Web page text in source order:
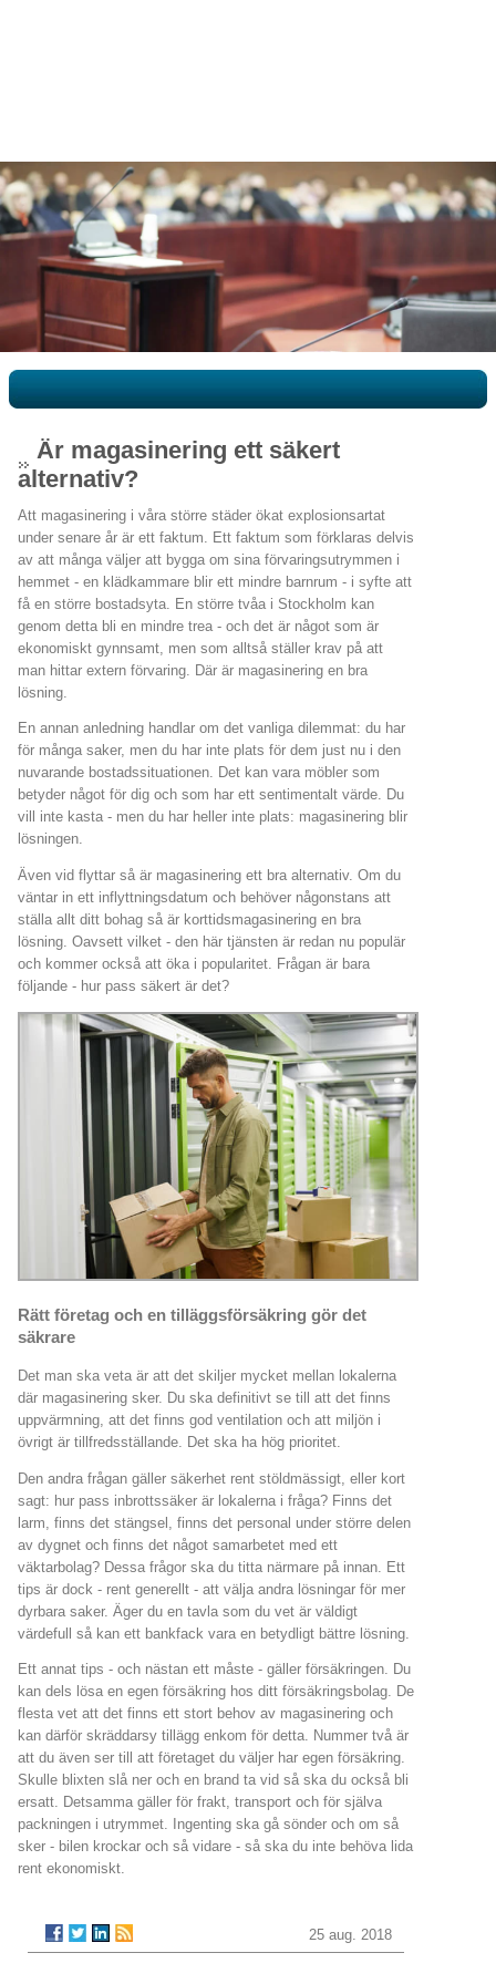
Är magasinering ett säkert
alternativ?
Att magasinering i våra större städer ökat explosionsartat
under senare år är ett faktum. Ett faktum som förklaras delvis
av att många väljer att bygga om sina förvaringsutrymmen i
hemmet - en klädkammare blir ett mindre barnrum - i syfte att
få en större bostadsyta. En större tvåa i Stockholm kan
genom detta bli en mindre trea - och det är något som är
ekonomiskt gynnsamt, men som alltså ställer krav på att
man hittar extern förvaring. Där är magasinering en bra
lösning.
En annan anledning handlar om det vanliga dilemmat: du har
för många saker, men du har inte plats för dem just nu i den
nuvarande bostadssituationen. Det kan vara möbler som
betyder något för dig och som har ett sentimentalt värde. Du
vill inte kasta - men du har heller inte plats: magasinering blir
lösningen.
Även vid flyttar så är magasinering ett bra alternativ. Om du
väntar in ett inflyttningsdatum och behöver någonstans att
ställa allt ditt bohag så är korttidsmagasinering en bra
lösning. Oavsett vilket - den här tjänsten är redan nu populär
och kommer också att öka i popularitet. Frågan är bara
följande - hur pass säkert är det?
Rätt företag och en tilläggsförsäkring gör det
säkrare
Det man ska veta är att det skiljer mycket mellan lokalerna
där magasinering sker. Du ska definitivt se till att det finns
uppvärmning, att det finns god ventilation och att miljön i
övrigt är tillfredsställande. Det ska ha hög prioritet.
Den andra frågan gäller säkerhet rent stöldmässigt, eller kort
sagt: hur pass inbrottssäker är lokalerna i fråga? Finns det
larm, finns det stängsel, finns det personal under större delen
av dygnet och finns det något samarbetet med ett
väktarbolag? Dessa frågor ska du titta närmare på innan. Ett
tips är dock - rent generellt - att välja andra lösningar för mer
dyrbara saker. Äger du en tavla som du vet är väldigt
värdefull så kan ett bankfack vara en betydligt bättre lösning.
Ett annat tips - och nästan ett måste - gäller försäkringen. Du
kan dels lösa en egen försäkring hos ditt försäkringsbolag. De
flesta vet att det finns ett stort behov av magasinering och
kan därför skräddarsy tillägg enkom för detta. Nummer två är
att du även ser till att företaget du väljer har egen försäkring.
Skulle blixten slå ner och en brand ta vid så ska du också bli
ersatt. Detsamma gäller för frakt, transport och för själva
packningen i utrymmet. Ingenting ska gå sönder och om så
sker - bilen krockar och så vidare - så ska du inte behöva lida
rent ekonomiskt.
25 aug. 2018